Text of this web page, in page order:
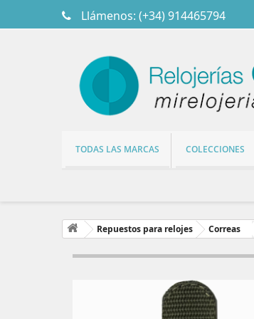
Llámenos: (+34) 914465794
TODAS LAS MARCAS COLECCIONES
Repuestos para relojes Correas